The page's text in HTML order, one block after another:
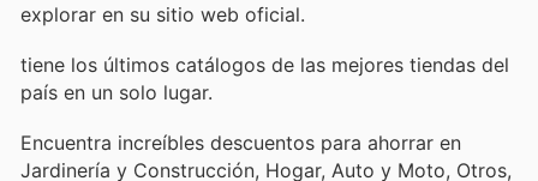
explorar en su sitio web oficial.
tiene los últimos catálogos de las mejores tiendas del
país en un solo lugar.
Encuentra increíbles descuentos para ahorrar en
Jardinería y Construcción, Hogar, Auto y Moto, Otros,